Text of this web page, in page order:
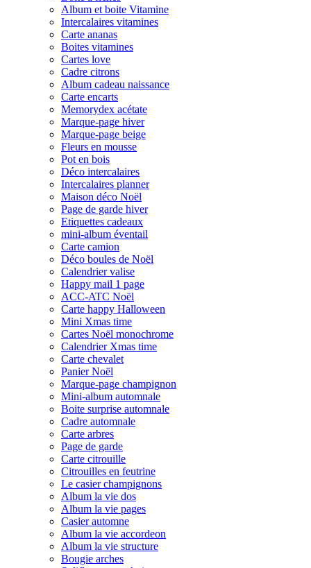
Album et boite Vitamine
Intercalaires vitamines
Carte ananas
Boites vitamines
Cartes love
Cadre citrons
Album cadeau naissance
Carte encarts
Memorydex acétate
Marque-page hiver
Marque-page beige
Fleurs en mousse
Pot en bois
Déco intercalaires
Intercalaires planner
Maison déco Noël
Page de garde hiver
Etiquettes cadeaux
mini-album éventail
Carte camion
Déco boules de Noël
Calendrier valise
Happy mail 1 page
ACC-ATC Noël
Carte happy Halloween
Mini Xmas time
Cartes Noël monochrome
Calendrier Xmas time
Carte chevalet
Panier Noël
Marque-page champignon
Mini-album automnale
Boite surprise automnale
Cadre automnale
Carte arbres
Page de garde
Carte citrouille
Citrouilles en feutrine
Le casier champignons
Album la vie dos
Album la vie pages
Casier automne
Album la vie accordeon
Album la vie structure
Bougie arches